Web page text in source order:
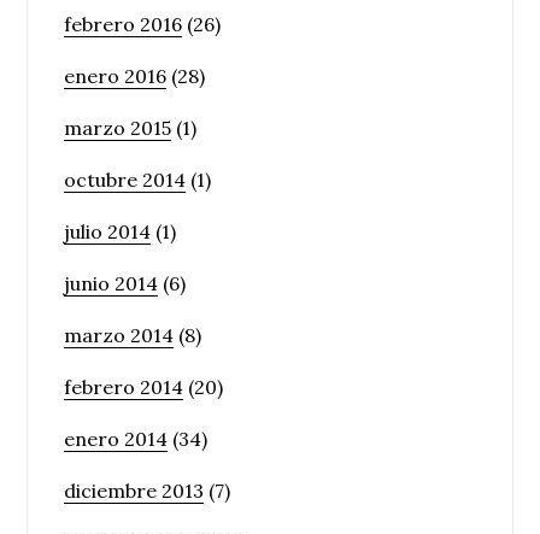
febrero 2016 (26)
enero 2016 (28)
marzo 2015 (1)
octubre 2014 (1)
julio 2014 (1)
junio 2014 (6)
marzo 2014 (8)
febrero 2014 (20)
enero 2014 (34)
diciembre 2013 (7)